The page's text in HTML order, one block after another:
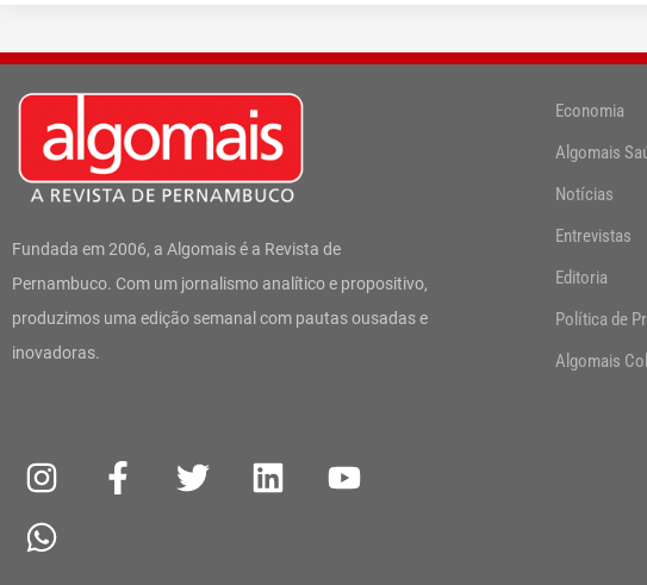
Fundada em 2006, a Algomais é a Revista de
Pernambuco. Com um jornalismo analítico e propositivo,
produzimos uma edição semanal com pautas ousadas e
inovadoras.
n
s
t
a
c
w
i
n
o
h
a
t
Economia
Algomais
Notícias
Entrevistas
Editoria
Política de
Algomais